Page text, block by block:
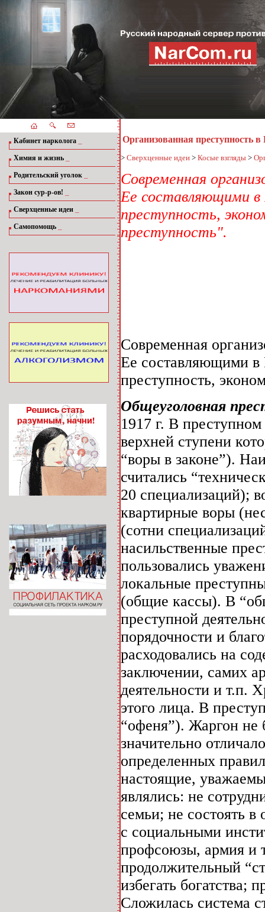
Кабинет нарколога
Химия и жизнь
Родительский уголок
Закон сур-р-ов!
Сверхценные идеи
Самопомощь
Организованная преступность
> Сверхценные идеи > Косые взгляды >
Современная
Ее составляющими в
преступность,
преступность".
Современная
Ее составляющими в
преступность,
Общеуголовная
1917 г. В
верхней ступени
“воры в законе”).
считались
20 специализаций);
квартирные воры
(сотни
насильственные
пользовались
локальные
(общие кассы). В
преступной
порядочности и
расходовались на
заключении, самих
деятельности и т.п.
этого лица. В
“офеня”). Жаргон
значительно
определенных
настоящие,
являлись: не
семьи; не состоять в
с социальными
профсоюзы, армия и
продолжительный
избегать богатства;
Сложилась система